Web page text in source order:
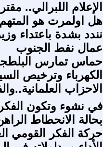
الإعلام اللبرالي..
هل اولمرت هو
عمال نفط الجنوب
حماس تمارس
الكهرباء وترخيص
الاحزاب
في نشوء وتكون
بحالة الانحطاط
حركة الفكر القومي